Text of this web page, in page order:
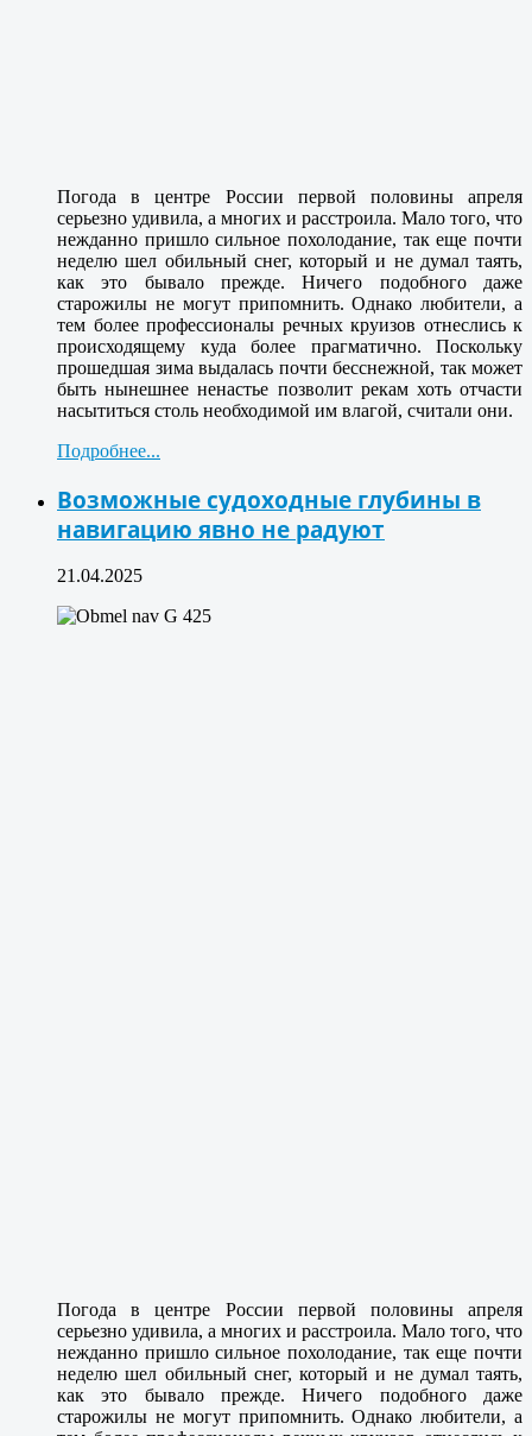
Погода в центре России первой половины апреля
серьезно удивила, а многих и расстроила. Мало того, что
нежданно пришло сильное похолодание, так еще почти
неделю шел обильный снег, который и не думал таять,
как это бывало прежде. Ничего подобного даже
старожилы не могут припомнить. Однако любители, а
тем более профессионалы речных круизов отнеслись к
происходящему куда более прагматично. Поскольку
прошедшая зима выдалась почти бесснежной, так может
быть нынешнее ненастье позволит рекам хоть отчасти
насытиться столь необходимой им влагой, считали они.
Подробнее...
Возможные судоходные глубины в
навигацию явно не радуют
21.04.2025
Погода в центре России первой половины апреля
серьезно удивила, а многих и расстроила. Мало того, что
нежданно пришло сильное похолодание, так еще почти
неделю шел обильный снег, который и не думал таять,
как это бывало прежде. Ничего подобного даже
старожилы не могут припомнить. Однако любители, а